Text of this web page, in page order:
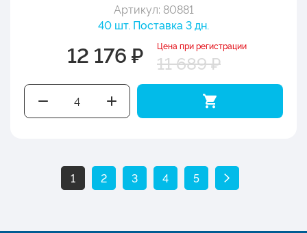
Артикул: 80881
40 шт. Поставка 3 дн.
12 176 ₽ Цена при регистрации
11 689 ₽
1 2 3 4 5